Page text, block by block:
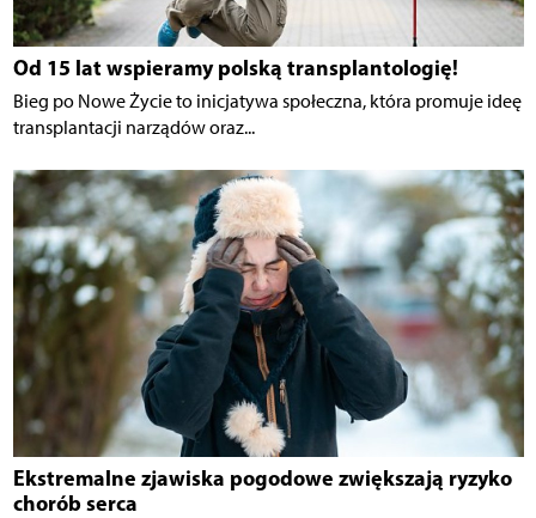
Od 15 lat wspieramy polską transplantologię!
Bieg po Nowe Życie to inicjatywa społeczna, która promuje ideę
transplantacji narządów oraz...
Ekstremalne zjawiska pogodowe zwiększają ryzyko
chorób serca